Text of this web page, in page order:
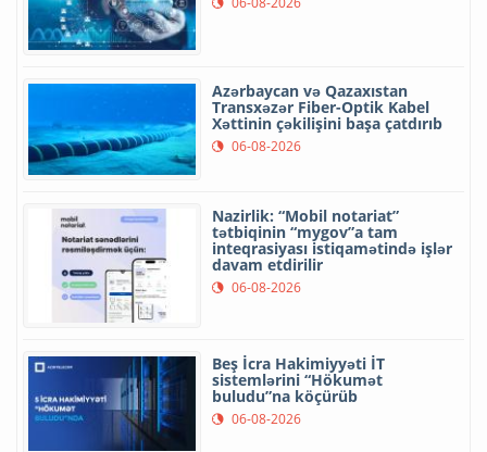
Azərbaycan və Qazaxıstan
Transxəzər Fiber-Optik Kabel
Xəttinin çəkilişini başa çatdırıb
06-08-2026
Nazirlik: “Mobil notariat”
tətbiqinin “mygov”a tam
inteqrasiyası istiqamətində işlər
davam etdirilir
06-08-2026
Beş İcra Hakimiyyəti İT
sistemlərini “Hökumət
buludu”na köçürüb
06-08-2026